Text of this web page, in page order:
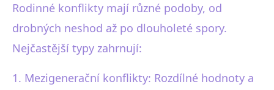
Rodinné konflikty mají různé podoby, od
drobných neshod až po dlouholeté spory.
Nejčastější typy zahrnují:
1. Mezigenerační konflikty: Rozdílné hodnoty a